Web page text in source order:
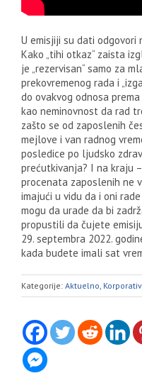
U emisjiji su dati odgovori
Kako „tihi otkaz“ zaista
je „rezervisan“ samo za
prekovremenog rada i
do ovakvog odnosa
kao neminovnost da rad
zašto se od zaposlenih
mejlove i van radnog
posledice po ljudsko
prećutkivanja? I na kraju
procenata zaposlenih ne
imajući u vidu da i oni
mogu da urade da bi
propustili da čujete
29. septembra 2022.
kada budete imali sat
Kategorije: Aktuelno